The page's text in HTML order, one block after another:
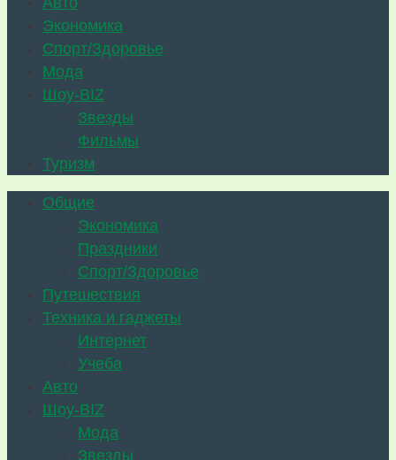
Экономика
Спорт/Здоровье
Мода
Шоу-BIZ
Звезды
Фильмы
Туризм
Общие
Экономика
Праздники
Спорт/Здоровье
Путешествия
Техника и гаджеты
Интернет
Учеба
Авто
Шоу-BIZ
Мода
Звезды